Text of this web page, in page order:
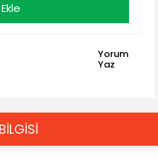
Ekle
Yorum
Yaz